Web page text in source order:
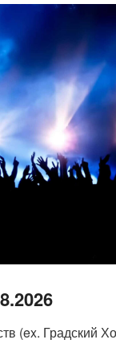
(ex. Градский